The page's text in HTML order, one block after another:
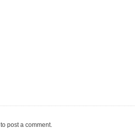
to post a comment.